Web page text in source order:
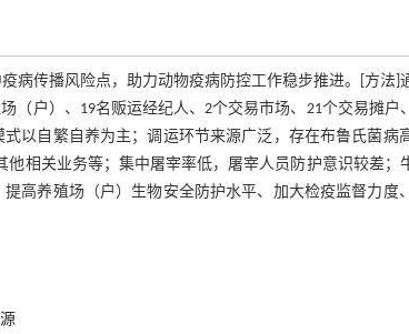
病传播风险点，助力动物疫病防控工作稳步推进。[方法]
（户）、19名贩运经纪人、2个交易市场、21个交易摊户
以自繁自养为主；调运环节来源广泛，存在布鲁氏菌病
相关业务等；集中屠宰率低，屠宰人员防护意识较差；
高养殖场（户）生物安全防护水平、加大检疫监督力度